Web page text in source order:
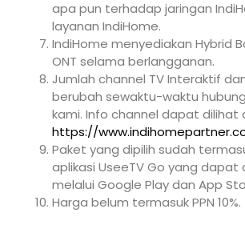
apa pun terhadap jaringan
layanan IndiHome.
IndiHome menyediakan Hybrid
ONT selama berlangganan.
Jumlah channel TV Interaktif
berubah sewaktu-waktu
kami. Info channel dapat dilihat
https://
Paket yang dipilih sudah
aplikasi UseeTV Go yang
melalui Google Play dan App
Harga belum termasuk PPN 10%.